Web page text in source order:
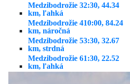
Medzibodrožie 32:30, 44.34
km, ľahká
Medzibodrožie 410:00, 84.24
km, náročná
Medzibodrožie 53:30, 32.67
km, strdná
Medzibodrožie 61:30, 22.52
km, ľahká